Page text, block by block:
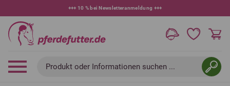
+++ 10 % bei Newsletteranmeldung +++
Produkt oder Informationen suchen ...